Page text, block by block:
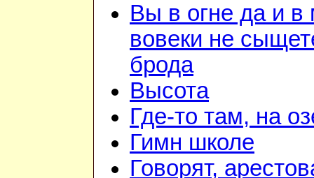
Вы в огне да и в
вовеки не
брода
Высота
Где-то там, на
Гимн школе
Говорят,